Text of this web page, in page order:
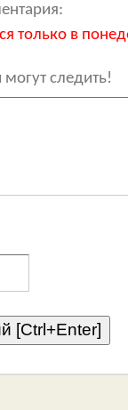
только в
могут следить!